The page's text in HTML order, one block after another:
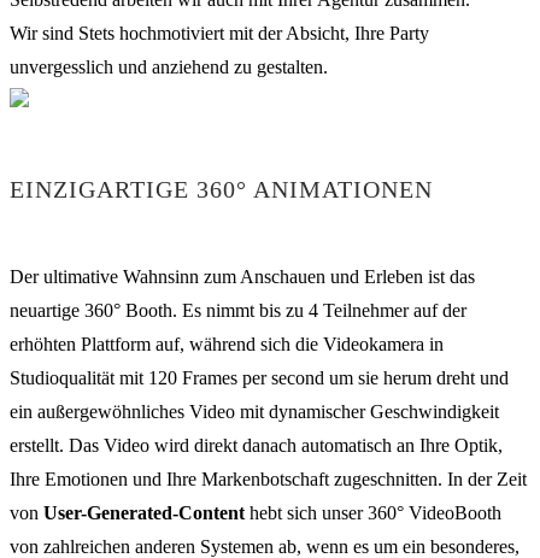
Wir sind Stets hochmotiviert mit der Absicht, Ihre Party
unvergesslich und anziehend zu gestalten.
EINZIGARTIGE 360° ANIMATIONEN
Der ultimative Wahnsinn zum Anschauen und Erleben ist das
neuartige 360° Booth. Es nimmt bis zu 4 Teilnehmer auf der
erhöhten Plattform auf, während sich die Videokamera in
Studioqualität mit 120 Frames per second um sie herum dreht und
ein außergewöhnliches Video mit dynamischer Geschwindigkeit
erstellt. Das Video wird direkt danach automatisch an Ihre Optik,
Ihre Emotionen und Ihre Markenbotschaft zugeschnitten. In der Zeit
von User-Generated-Content hebt sich unser 360° VideoBooth
von zahlreichen anderen Systemen ab, wenn es um ein besonderes,